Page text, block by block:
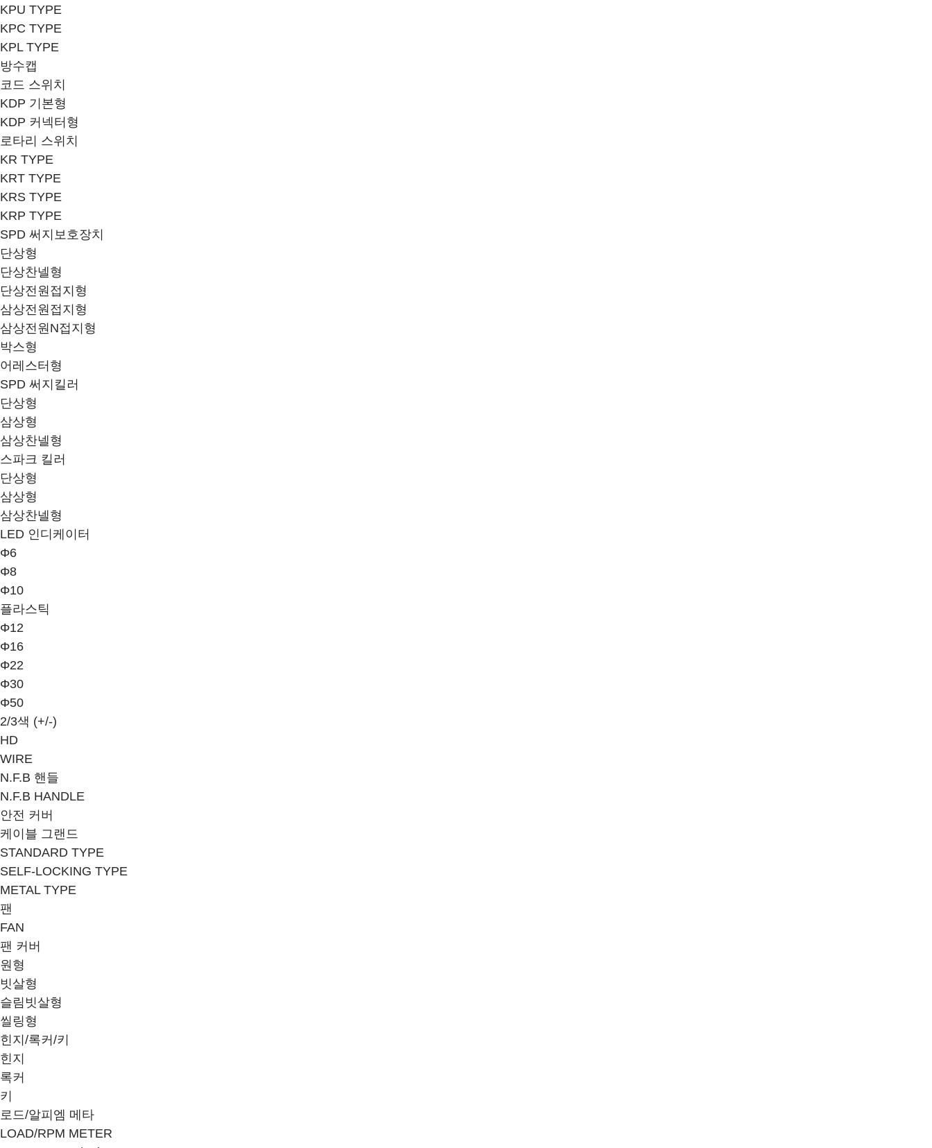
KPU TYPE
KPC TYPE
KPL TYPE
방수캡
코드 스위치
KDP 기본형
KDP 커넥터형
로타리 스위치
KR TYPE
KRT TYPE
KRS TYPE
KRP TYPE
SPD 써지보호장치
단상형
단상찬넬형
단상전원접지형
삼상전원접지형
삼상전원N접지형
박스형
어레스터형
SPD 써지킬러
단상형
삼상형
삼상찬넬형
스파크 킬러
단상형
삼상형
삼상찬넬형
LED 인디케이터
Φ6
Φ8
Φ10
플라스틱
Φ12
Φ16
Φ22
Φ30
Φ50
2/3색 (+/-)
HD
WIRE
N.F.B 핸들
N.F.B HANDLE
안전 커버
케이블 그랜드
STANDARD TYPE
SELF-LOCKING TYPE
METAL TYPE
팬
FAN
팬 커버
원형
빗살형
슬림빗살형
씰링형
힌지/록커/키
힌지
록커
키
로드/알피엠 메타
LOAD/RPM METER